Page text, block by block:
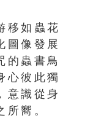
移如蟲花
圖像發展
的蟲書鳥
心彼此獨
意識從身
嚮。